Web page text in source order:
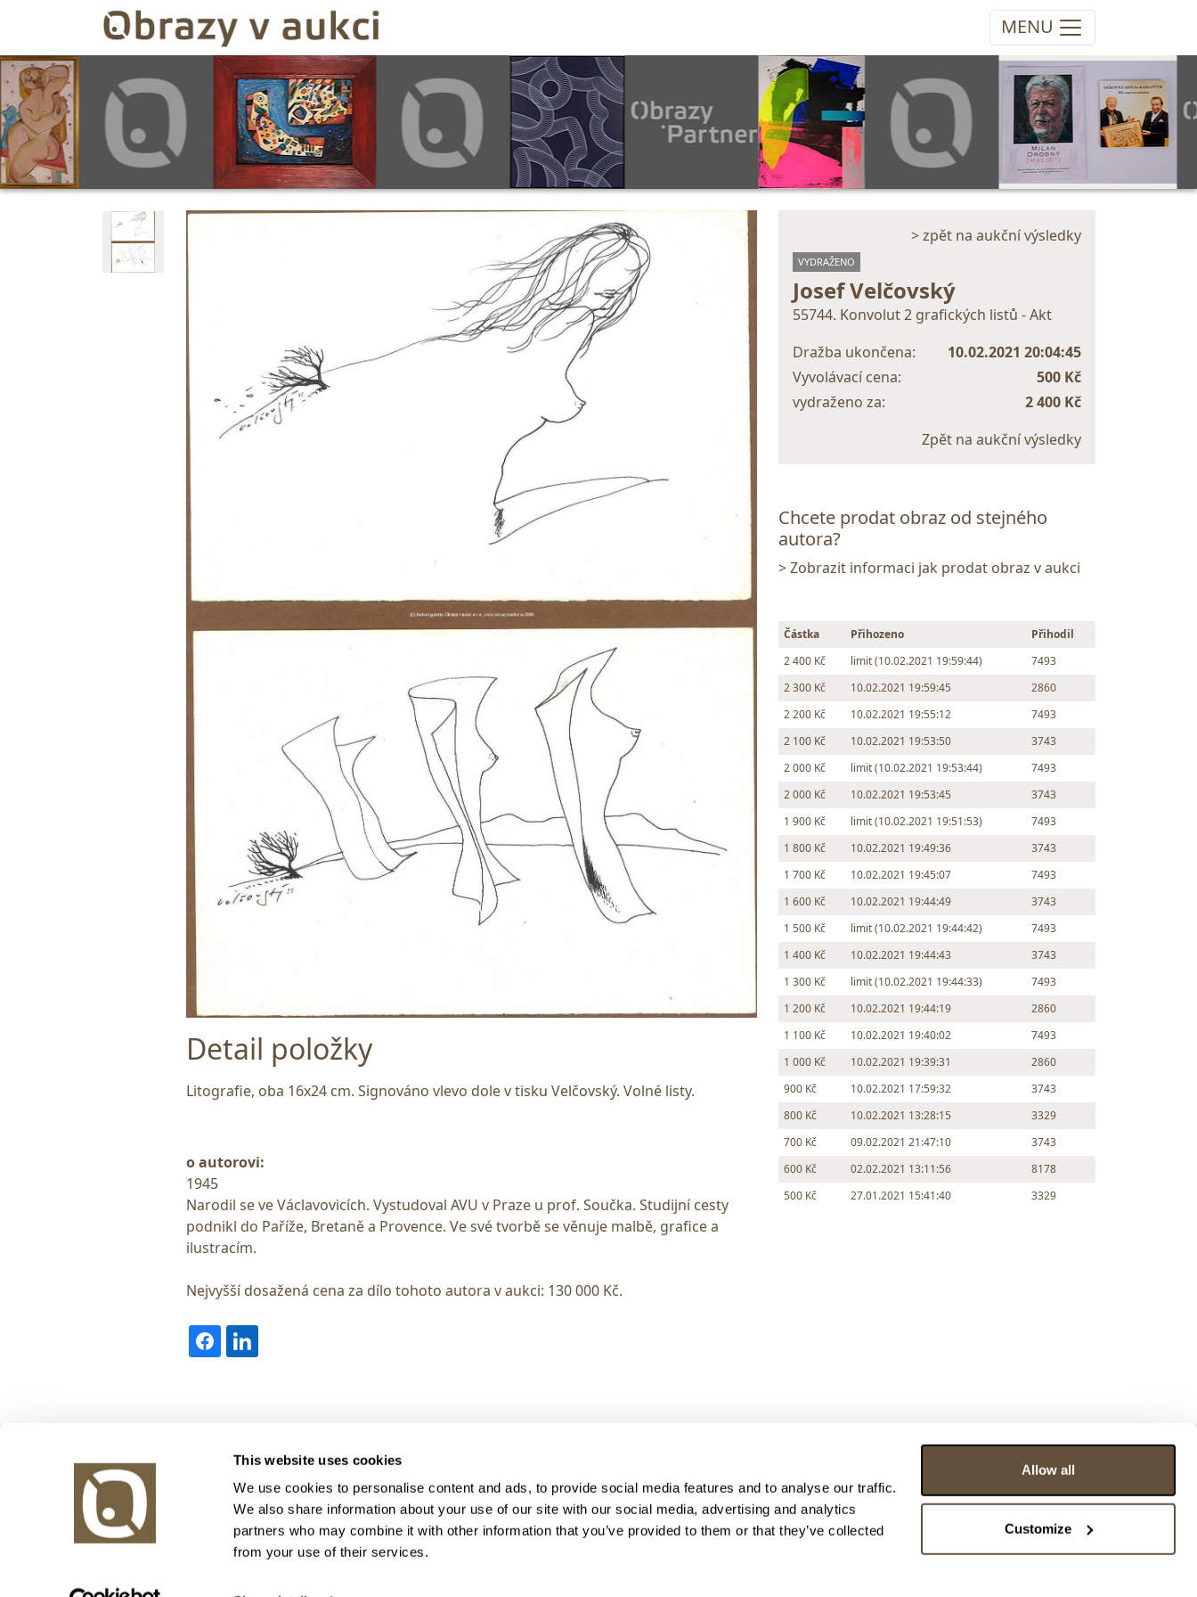
This website uses cookies
We use cookies to personalise content and ads, to provide social media features and to analyse our traffic.
We also share information about your use of our site with our social media, advertising and analytics
partners who may combine it with other information that you’ve provided to them or that they’ve collected
from your use of their services.
Allow all
Customize
MENU
Detail položky
Litografie, oba 16x24 cm. Signováno vlevo dole v tisku Velčovský. Volné listy.
o autorovi:
1945
Narodil se ve Václavovicích. Vystudoval AVU v Praze u prof. Součka. Studijní cesty
podnikl do Paříže, Bretaně a Provence. Ve své tvorbě se věnuje malbě, grafice a
ilustracím.
Nejvyšší dosažená cena za dílo tohoto autora v aukci: 130 000 Kč.
> zpět na aukční výsledky
VYDRAŽENO
Josef Velčovský
55744. Konvolut 2 grafických listů - Akt
Dražba ukončena:
10.02.2021 20:04:45
Vyvolávací cena:
500 Kč
vydraženo za:
2 400 Kč
Zpět na aukční výsledky
Chcete prodat obraz od stejného
autora?
> Zobrazit informaci jak prodat obraz v aukci
Částka Přihozeno
Přihodil
2 400 Kč
limit (10.02.2021 19:59:44)
7493
2 300 Kč
10.02.2021 19:59:45
2860
2 200 Kč
10.02.2021 19:55:12
7493
2 100 Kč
10.02.2021 19:53:50
3743
2 000 Kč
limit (10.02.2021 19:53:44)
7493
2 000 Kč
10.02.2021 19:53:45
3743
1 900 Kč
limit (10.02.2021 19:51:53)
7493
1 800 Kč
10.02.2021 19:49:36
3743
1 700 Kč
10.02.2021 19:45:07
7493
1 600 Kč
10.02.2021 19:44:49
3743
1 500 Kč
limit (10.02.2021 19:44:42)
7493
1 400 Kč
10.02.2021 19:44:43
3743
1 300 Kč
limit (10.02.2021 19:44:33)
7493
1 200 Kč
10.02.2021 19:44:19
2860
1 100 Kč
10.02.2021 19:40:02
7493
1 000 Kč
10.02.2021 19:39:31
2860
900 Kč
10.02.2021 17:59:32
3743
800 Kč
10.02.2021 13:28:15
3329
700 Kč
09.02.2021 21:47:10
3743
600 Kč
02.02.2021 13:11:56
8178
500 Kč
27.01.2021 15:41:40 3329
Korunní 972/75
130 00 Praha 3
tel.: +420 800 10 10 10, +420 737 196 183
E-mail: info@obrazyvaukci.cz
> Obchodní podmínky
> Kontakty
> GDPR